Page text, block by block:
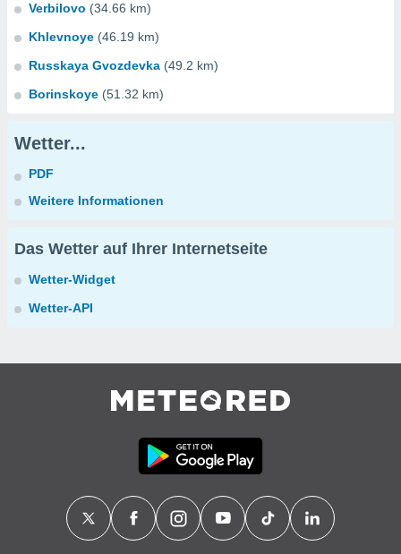
Verbilovo (34.66 km)
Khlevnoye (46.19 km)
Russkaya Gvozdevka (49.2 km)
Borinskoye (51.32 km)
Wetter...
PDF
Weitere Informationen
Das Wetter auf Ihrer Internetseite
Wetter-Widget
Wetter-API